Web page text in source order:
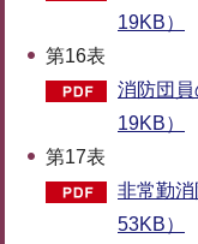
19KB）
第16表
消防団員
19KB）
第17表
非常勤消
53KB）